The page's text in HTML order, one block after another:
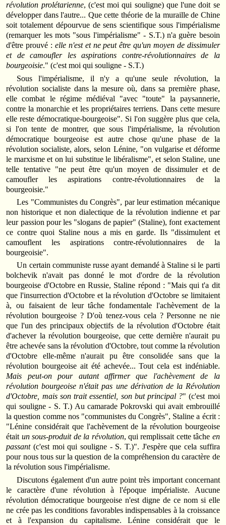
révolution prolétarienne, (c'est moi qui souligne) que l'une doit se
développer dans l'autre... Que cette théorie de la muraille de Chine
soit totalement dépourvue de sens scientifique sous l'impérialisme
(remarquer les mots "sous l'impérialisme" - S.T.) n'a guère besoin
d'être prouvé : elle n'est et ne peut être qu'un moyen de dissimuler
et de camoufler les aspirations contre-révolutionnaires de la
bourgeoisie." (c'est moi qui souligne - S.T.)
Sous l'impérialisme, il n'y a qu'une seule révolution, la
révolution socialiste dans la mesure où, dans sa première phase,
elle combat le régime médiéval "avec "toute" la paysannerie,
contre la monarchie et les propriétaires terriens. Dans cette mesure
elle reste démocratique-bourgeoise". Si l'on suggère plus que cela,
si l'on tente de montrer, que sous l'impérialisme, la révolution
démocratique bourgeoise est autre chose qu'une phase de la
révolution socialiste, alors, selon Lénine, "on vulgarise et déforme
le marxisme et on lui substitue le libéralisme", et selon Staline, une
telle tentative "ne peut être qu'un moyen de dissimuler et de
camoufler les aspirations contre-révolutionnaires de la
bourgeoisie."
Les "Communistes du Congrès", par leur estimation mécanique
non historique et non dialectique de la révolution indienne et par
leur passion pour les "slogans de papier" (Staline), font exactement
ce contre quoi Staline nous a mis en garde. Ils "dissimulent et
camouflent les aspirations contre-révolutionnaires de la
bourgeoisie".
Un certain communiste russe ayant demandé à Staline si le parti
bolchevik n'avait pas donné le mot d'ordre de la révolution
bourgeoise d'Octobre en Russie, Staline répond : "Mais qui t'a dit
que l'insurrection d'Octobre et la révolution d'Octobre se limitaient
à, ou faisaient de leur tâche fondamentale l'achèvement de la
révolution bourgeoise ? D'où tenez-vous cela ? Personne ne nie
que l'un des principaux objectifs de la révolution d'Octobre était
d'achever la révolution bourgeoise, que cette dernière n'aurait pu
être achevée sans la révolution d'Octobre, tout comme la révolution
d'Octobre elle-même n'aurait pu être consolidée sans que la
révolution bourgeoise ait été achevée... Tout cela est indéniable.
Mais peut-on pour autant affirmer que l'achèvement de la
révolution bourgeoise n'était pas une dérivation de la Révolution
d'Octobre, mais son trait essentiel, son but principal ?" (c'est moi
qui souligne - S. T.) Au camarade Pokrovski qui avait embrouillé
la question comme nos "communistes du Congrès", Staline a écrit :
"Lénine considérait que l'achèvement de la révolution bourgeoise
était un sous-produit de la révolution, qui remplissait cette tâche en
passant(c'est moi qui souligne - S. T.)". J'espère que cela suffira
pour nous tous sur la question de la compréhension du caractère de
la révolution sous l'impérialisme.
Discutons également d'un autre point très important concernant
le caractère d'une révolution à l'époque impérialiste. Aucune
révolution démocratique bourgeoise n'est digne de ce nom si elle
ne crée pas les conditions favorables indispensables à la croissance
et à l'expansion du capitalisme. Lénine considérait que le